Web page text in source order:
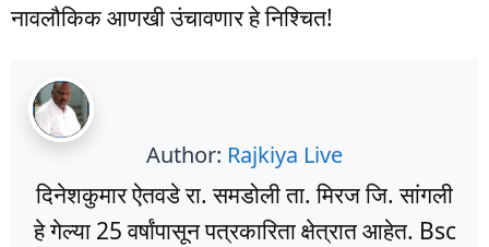
नावलौकिक आणखी उंचावणार हे निश्चित!
Author: Rajkiya Live
दिनेशकुमार ऐतवडे रा. समडोली ता. मिरज जि. सांगली
हे गेल्या 25 वर्षांपासून पत्रकारिता क्षेत्रात आहेत. Bsc